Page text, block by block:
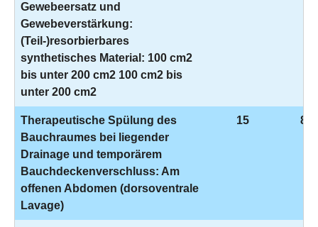
Gewebeersatz und
Gewebeverstärkung:
(Teil-)resorbierbares
synthetisches Material: 100 cm2
bis unter 200 cm2 100 cm2 bis
unter 200 cm2
Therapeutische Spülung des
Bauchraumes bei liegender
Drainage und temporärem
Bauchdeckenverschluss: Am
offenen Abdomen (dorsoventrale
Lavage)
15 8-